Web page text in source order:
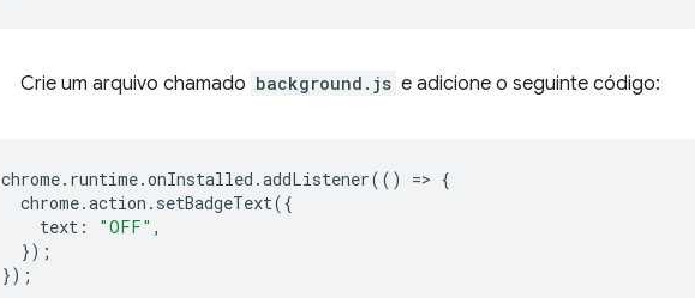
Crie um arquivo chamado background.js e adicione o seguinte código:
chrome. runtime.onInstalled .addListener(() => {
chrome.action . setBadgeText({
text : "OFF" ,
});
});